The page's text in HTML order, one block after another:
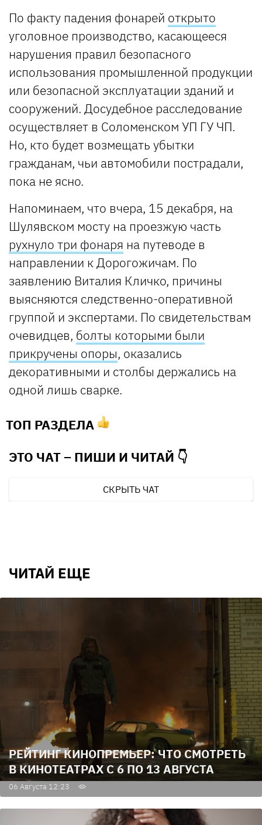
По факту падения фонарей открыто
уголовное производство, касающееся
нарушения правил безопасного
использования промышленной продукции
или безопасной эксплуатации зданий и
сооружений. Досудебное расследование
осуществляет в Соломенском УП ГУ ЧП.
Но, кто будет возмещать убытки
гражданам, чьи автомобили пострадали,
пока не ясно.
Напоминаем, что вчера, 15 декабря, на
Шулявском мосту на проезжую часть
рухнуло три фонаря на путеводе в
направлении к Дорогожичам. По
заявлению Виталия Кличко, причины
выясняются следственно-оперативной
группой и экспертами. По свидетельствам
очевидцев, болты которыми были
прикручены опоры, оказались
декоративными и столбы держались на
одной лишь сварке.
ТОП РАЗДЕЛА
ЭТО ЧАТ – ПИШИ И ЧИТАЙ 👇
СКРЫТЬ ЧАТ
ЧИТАЙ ЕЩЕ
РЕЙТИНГ КИНОПРЕМЬЕР: ЧТО СМОТРЕТЬ
В КИНОТЕАТРАХ С 6 ПО 13 АВГУСТА
06 Августа 12:23